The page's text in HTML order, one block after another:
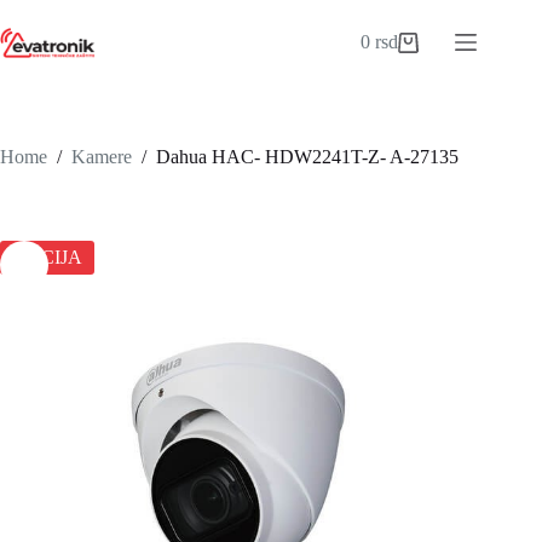
to
content
Shopping
0rsd
Home / Kamere / Dahua HAC- HDW2241T-Z- A-27135
AKCIJA